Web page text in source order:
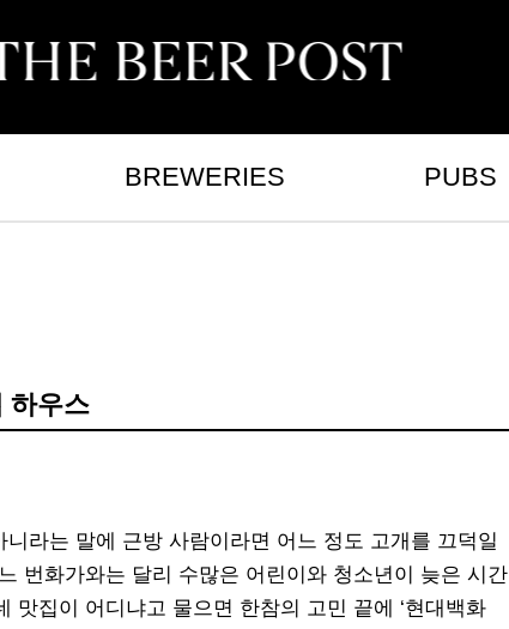
BREWERIES PUBS
하우스
라는 말에 근방 사람이라면 어느 정도 고개를 끄덕일
번화가와는 달리 수많은 어린이와 청소년이 늦은 시간
집이 어디냐고 물으면 한참의 고민 끝에 ‘현대백화